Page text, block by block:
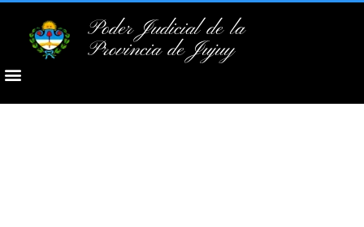
Poder Judicial de la
Provincia de Jujuy